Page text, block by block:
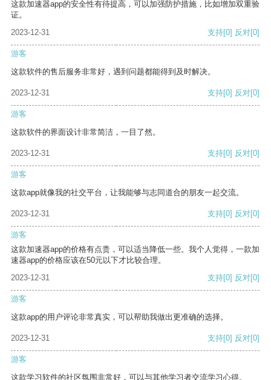
这款加速器app的安全性有待提高，可以加强防护措施，比如增加双重验
证。
2023-12-31
支持[0] 反对[0]
游客
这款软件的售后服务非常好，遇到问题都能得到及时解决。
2023-12-31 支持[0] 反对[0]
游客
这款软件的界面设计非常简洁，一目了然。
2023-12-31 支持[0] 反对[0]
游客
这款app就像我的社交平台，让我能够与志同道合的朋友一起交流。
2023-12-31 支持[0] 反对[0]
游客
这款加速器app的价格有点贵，可以适当降低一些。我个人觉得，一款加
速器app的价格应该在50元以下才比较合理。
2023-12-31
支持[0] 反对[0]
游客
这款app的用户评论非常真实，可以帮助我做出更准确的选择。
2023-12-31 支持[0] 反对[0]
游客
这款学习软件的社区氛围非常好，可以与其他学习者交流学习心得。